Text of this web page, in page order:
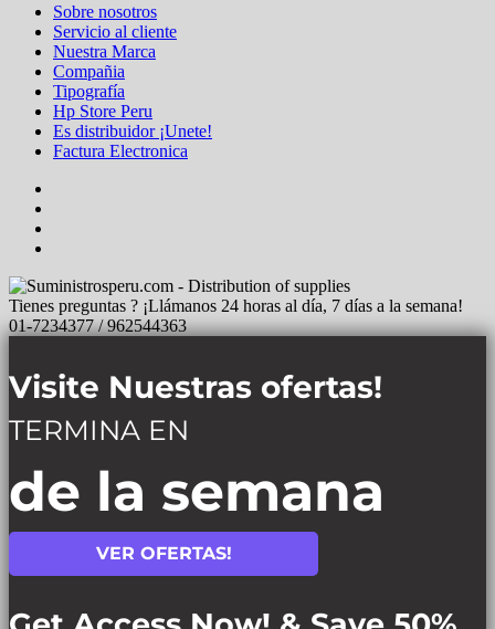
Sobre nosotros
Servicio al cliente
Nuestra Marca
Compañia
Tipografía
Hp Store Peru
Es distribuidor ¡Unete!
Factura Electronica
Tienes preguntas ? ¡Llámanos 24 horas al día, 7 días a la semana!
01-7234377 / 962544363
Visite Nuestras ofertas!
TERMINA EN
de la semana
VER OFERTAS!